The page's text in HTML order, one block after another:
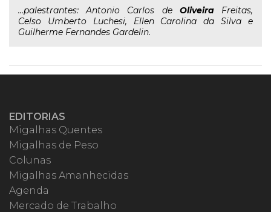
...palestrantes: Antonio Carlos de OliveiraFreitas,
Celso Umberto Luchesi, Ellen Carolina da Silva e
Guilherme Fernandes Gardelin.
EDITORIAS
Migalhas Quentes
Migalhas de Peso
Colunas
Migalhas Amanhecidas
Agenda
Mercado de Trabalho